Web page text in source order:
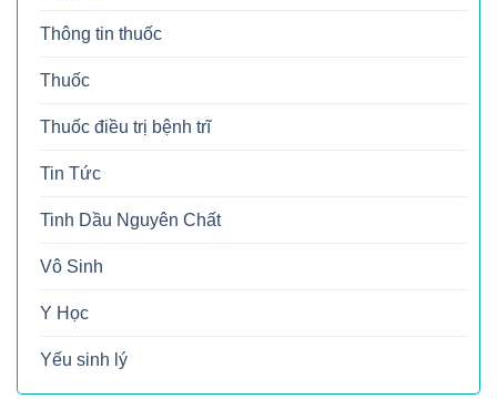
Thông tin thuốc
Thuốc
Thuốc điều trị bệnh trĩ
Tin Tức
Tinh Dầu Nguyên Chất
Vô Sinh
Y Học
Yếu sinh lý